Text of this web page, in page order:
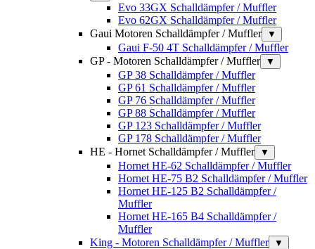
Evo 33GX Schalldämpfer / Muffler
Evo 62GX Schalldämpfer / Muffler
Gaui Motoren Schalldämpfer / Muffler
▼
Gaui F-50 4T Schalldämpfer / Muffler
GP - Motoren Schalldämpfer / Muffler
▼
GP 38 Schalldämpfer / Muffler
GP 61 Schalldämpfer / Muffler
GP 76 Schalldämpfer / Muffler
GP 88 Schalldämpfer / Muffler
GP 123 Schalldämpfer / Muffler
GP 178 Schalldämpfer / Muffler
HE - Hornet Schalldämpfer / Muffler
▼
Hornet HE-62 Schalldämpfer / Muffler
Hornet HE-75 B2 Schalldämpfer / Muffler
Hornet HE-125 B2 Schalldämpfer /
Muffler
Hornet HE-165 B4 Schalldämpfer /
Muffler
King - Motoren Schalldämpfer / Muffler
▼